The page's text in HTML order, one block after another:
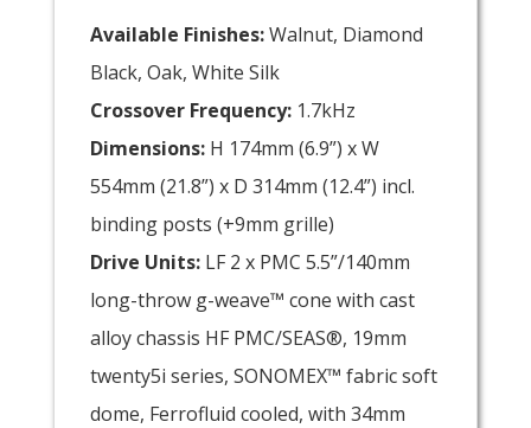
Available Finishes:Walnut, Diamond
Black, Oak, White Silk
Crossover Frequency:1.7kHz
Dimensions:H 174mm (6.9”) x W
554mm (21.8”) x D 314mm (12.4”) incl.
binding posts (+9mm grille)
Drive Units:LF 2 x PMC 5.5”/140mm
long-throw g-weave™ cone with cast
alloy chassis HF PMC/SEAS®, 19mm
twenty5i series, SONOMEX™ fabric soft
dome, Ferrofluid cooled, with 34mm